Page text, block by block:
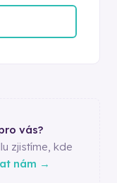
vás?
zjistíme, kde
nám →